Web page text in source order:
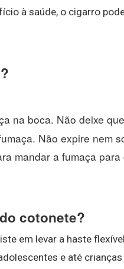
à saúde, o cigarro
na boca. Não deixe
Não expire nem
mandar a fumaça
cotonete?
em levar a haste
e até